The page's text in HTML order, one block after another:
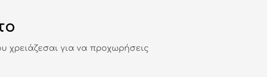
χρειάζεσαι για να προχωρήσεις